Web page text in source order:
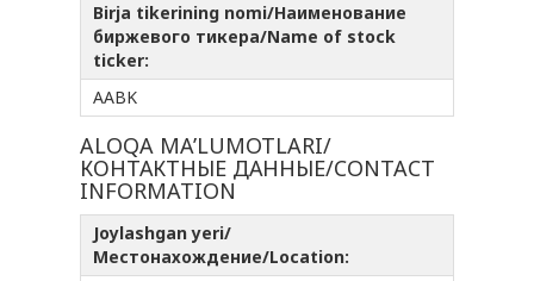
Birja tikerining nomi/Наименование
биржевого тикера/Name of stock
ticker:
AABK
ALOQA MA’LUMOTLARI/
КОНТАКТНЫЕ ДАННЫЕ/CONTACT
INFORMATION
Joylashgan yeri/
Местонахождение/Location: